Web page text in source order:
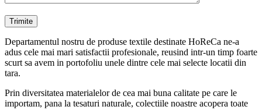
Departamentul nostru de produse textile destinate HoReCa ne-a
adus cele mai mari satisfactii profesionale, reusind intr-un timp foarte
scurt sa avem in portofoliu unele dintre cele mai selecte locatii din
tara.
Prin diversitatea materialelor de cea mai buna calitate pe care le
importam, pana la tesaturi naturale, colectiile noastre acopera toate